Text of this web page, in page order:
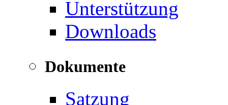
Unterstützung
Downloads
Dokumente
Satzung